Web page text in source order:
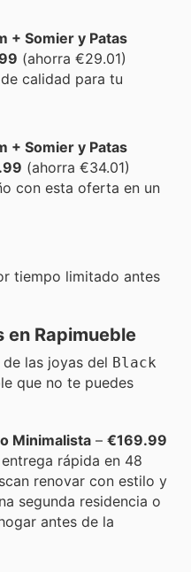
+ Somier y Patas
(ahorra €29.01)
calidad para tu
+ Somier y Patas
(ahorra €34.01)
con esta oferta en un
tiempo limitado antes
en Rapimueble
las joyas del Black
que no te puedes
Minimalista – €169.99
rápida en 48
renovar con estilo y
segunda residencia o
antes de la